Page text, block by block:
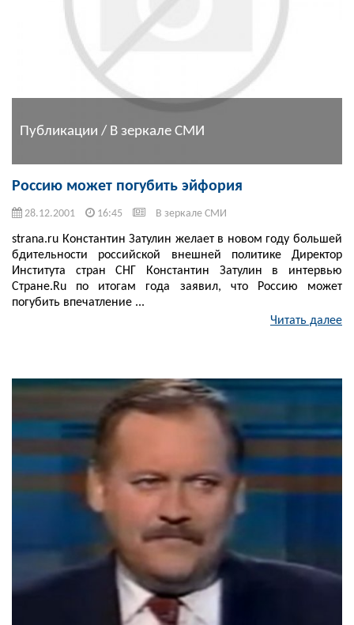
Публикации / В зеркале СМИ
Россию может погубить эйфория
28.12.2001 16:45 В зеркале СМИ
strana.ru Константин Затулин желает в новом году большей
бдительности российской внешней политике Директор
Института стран СНГ Константин Затулин в интервью
Стране.Ru по итогам года заявил, что Россию может
погубить впечатление ...
Читать далее